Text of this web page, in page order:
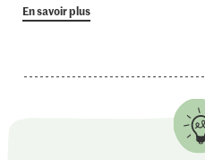
En savoir plus